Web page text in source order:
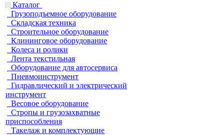
Каталог
Грузоподъемное оборудование
Складская техника
Строительное оборудование
Клининговое оборудование
Колеса и ролики
Лента текстильная
Оборудование для автосервиса
Пневмоинструмент
Гидравлический и электрический
инструмент
Весовое оборудование
Стропы и грузозахватные
приспособления
Такелаж и комплектующие